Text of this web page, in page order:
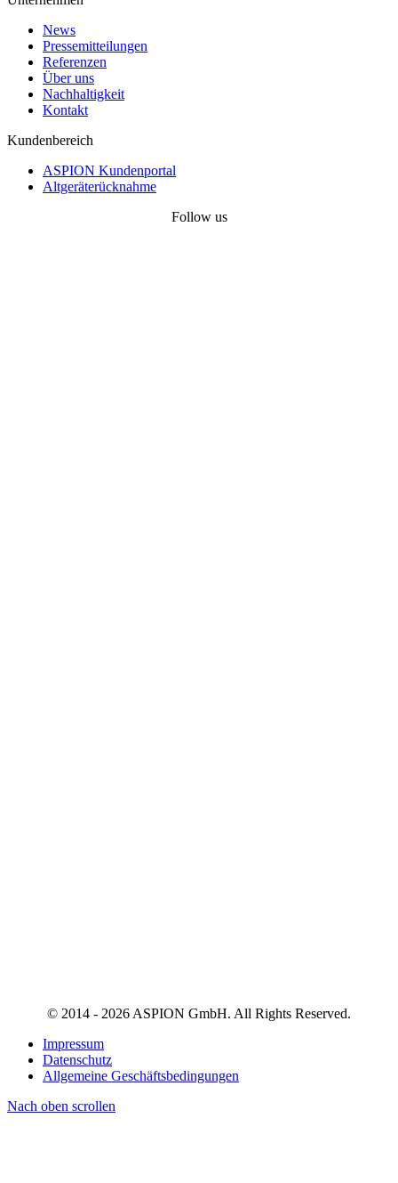
News
Pressemitteilungen
Referenzen
Über uns
Nachhaltigkeit
Kontakt
Kundenbereich
ASPION Kundenportal
Altgeräterücknahme
Follow us
© 2014 - 2026 ASPION GmbH. All Rights Reserved.
Impressum
Datenschutz
Allgemeine Geschäftsbedingungen
Nach oben scrollen